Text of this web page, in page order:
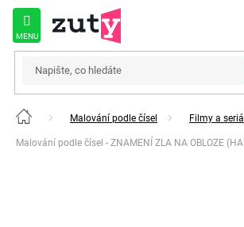
Přejít
obsah
Domů Malování podle čísel Filmy a
Malování podle čísel - ZNAMENÍ ZLA NA OBLOZE